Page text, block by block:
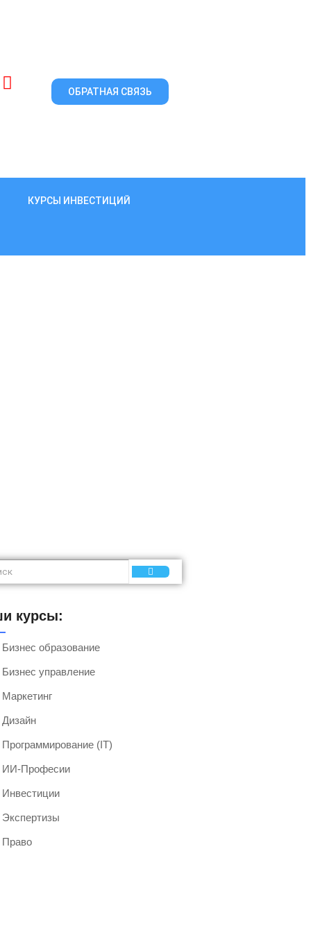
ОБРАТНАЯ СВЯЗЬ
КУРСЫ ИНВЕСТИЦИЙ
курсы:
Бизнес образование
Бизнес управление
Маркетинг
Дизайн
Программирование (IT)
ИИ-Професии
Инвестиции
Экспертизы
Право